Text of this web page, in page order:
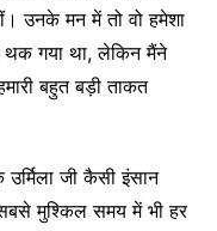
उनके मन में तो वो हमेशा
गया था, लेकिन मैंने
बहुत बड़ी ताकत
उर्मिला जी कैसी इंसान
मुश्किल समय में भी हर